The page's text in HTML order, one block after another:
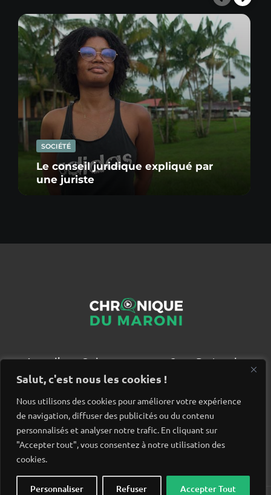
Salut, c'est nous les cookies !
Nous utilisons des cookies pour améliorer votre expérience
de navigation, diffuser des publicités ou du contenu
personnalisés et analyser notre trafic. En cliquant sur
"Accepter tout", vous consentez à notre utilisation des
cookies.
Personnaliser Refuser Accepter Tout
SOCIÉTÉ
Le conseil juridique expliqué par
une juriste
Accueil Qui sommes nous ?
Partenaires
Contact